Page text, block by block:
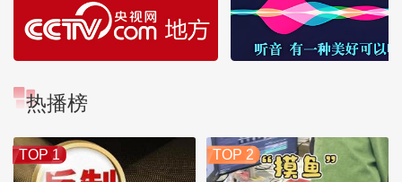
热播榜
TOP 1 TOP 2